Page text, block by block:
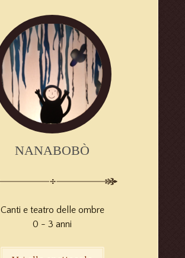
NANABOBÒ
Canti e teatro delle ombre
0 - 3 anni